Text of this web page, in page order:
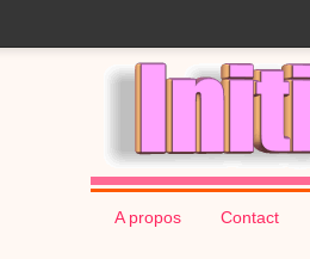
A propos Contact